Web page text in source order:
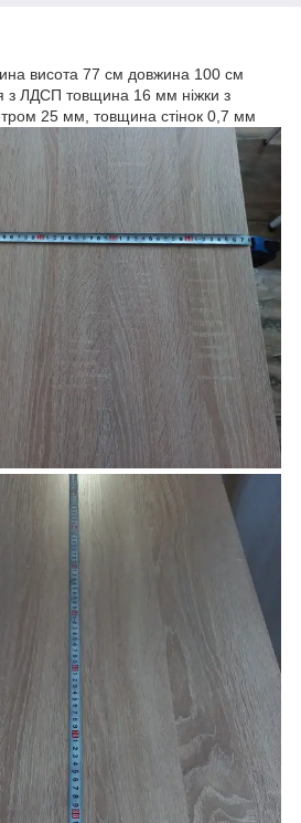
висота 77 см довжина 100 см
з ЛДСП товщина 16 мм ніжки з
25 мм, товщина стінок 0,7 мм